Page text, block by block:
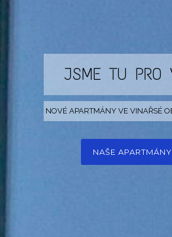
JSME TU PRO
NOVÉ APARTMÁNY VE VINAŘSÉ
NAŠE APARTMÁNY